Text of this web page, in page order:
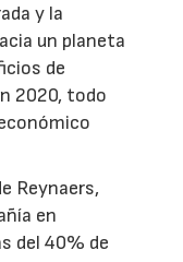
y la
un planeta
de
2020, todo
Reynaers,
en
del 40% de